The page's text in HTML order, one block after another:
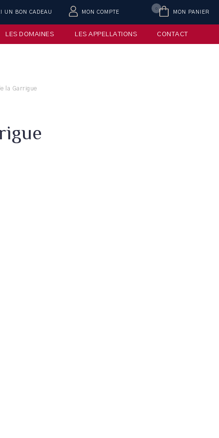
UN BON CADEAU MON COMPTE MON PANIER
0
LES DOMAINES LES APPELLATIONS CONTACT
la Garrigue